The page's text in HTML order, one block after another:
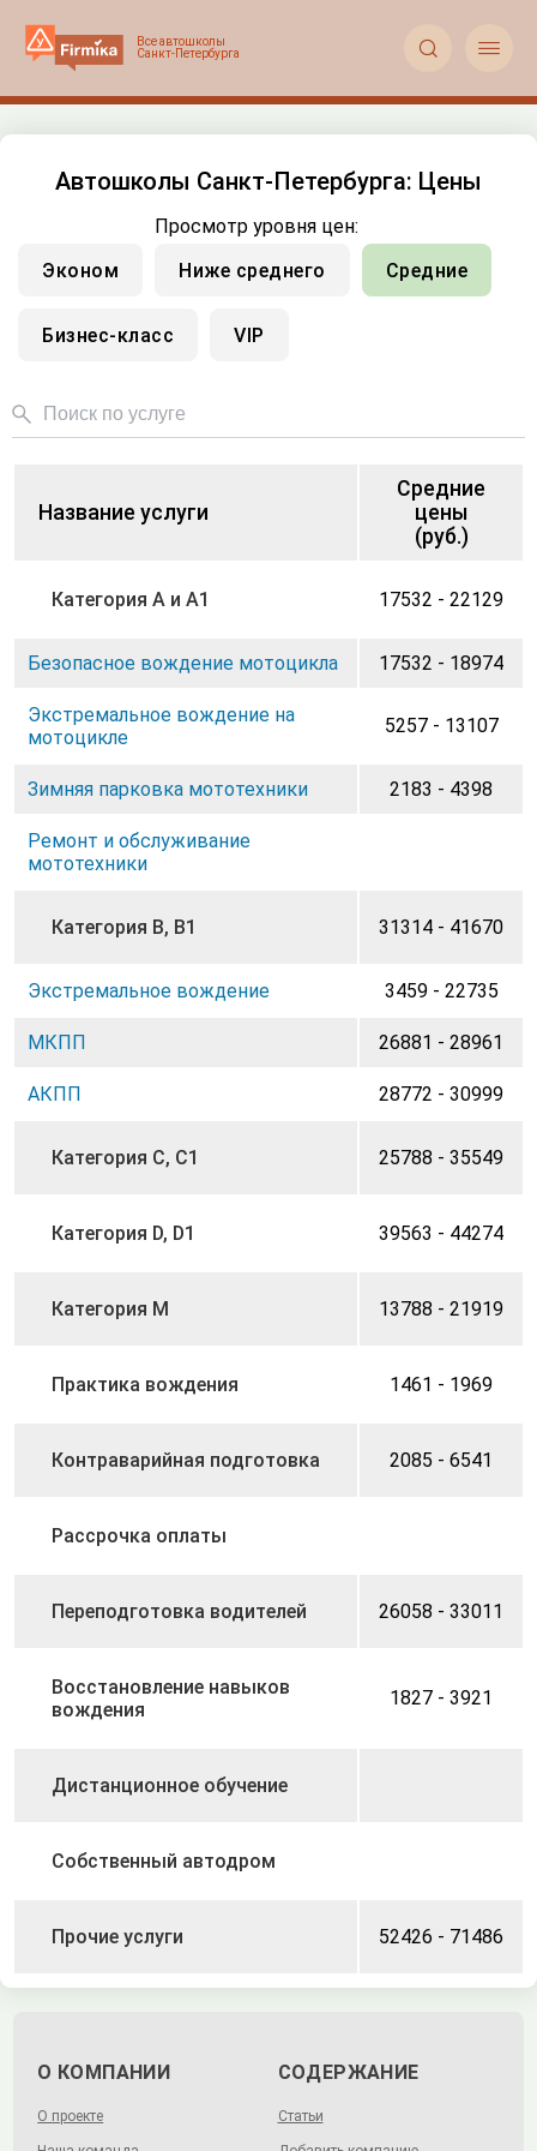
 
Автошколы Санкт-Петербурга: Цены
Просмотр уровня цен:
Эконом
Ниже среднего Средние
Бизнес-класс VIP
Название услуги
Средние
цены
(руб.)
Категория A и A1 17532 - 22129
Безопасное вождение мотоцикла 17532 - 18974
Экстремальное вождение на
мотоцикле
5257 - 13107
Зимняя парковка мототехники 2183 - 4398
Ремонт и обслуживание
мототехники
Категория B, B1 31314 - 41670
Экстремальное вождение 3459 - 22735
МКПП 26881 - 28961
АКПП 28772 - 30999
Категория С, C1 25788 - 35549
Категория D, D1 39563 - 44274
Категория M 13788 - 21919
Практика вождения 1461 - 1969
Контраварийная подготовка 2085 - 6541
Рассрочка оплаты
Переподготовка водителей 26058 - 33011
Восстановление навыков
вождения
1827 - 3921
Дистанционное обучение
Собственный автодром
Прочие услуги 52426 - 71486
О КОМПАНИИ
О проекте
СОДЕРЖАНИЕ
Статьи